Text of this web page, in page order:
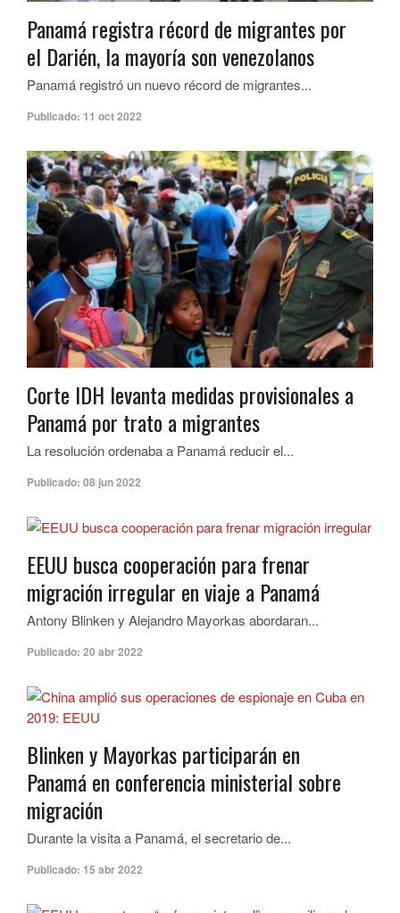
Panamá registra récord de migrantes por
el Darién, la mayoría son venezolanos
Panamá registró un nuevo récord de migrantes...
Publicado: 11 oct 2022
Corte IDH levanta medidas provisionales a
Panamá por trato a migrantes
La resolución ordenaba a Panamá reducir el...
Publicado: 08 jun 2022
EEUU busca cooperación para frenar
migración irregular en viaje a Panamá
Antony Blinken y Alejandro Mayorkas abordaran...
Publicado: 20 abr 2022
Blinken y Mayorkas participarán en
Panamá en conferencia ministerial sobre
migración
Durante la visita a Panamá, el secretario de...
Publicado: 15 abr 2022